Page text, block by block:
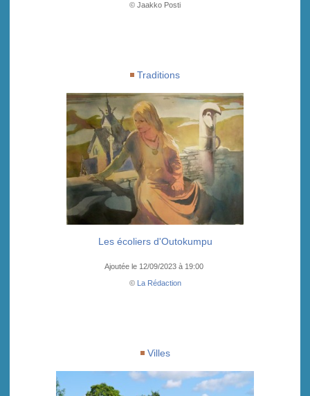
© Jaakko Posti
Traditions
Les écoliers d'Outokumpu
Ajoutée le 12/09/2023 à 19:00
©
La Rédaction
Villes